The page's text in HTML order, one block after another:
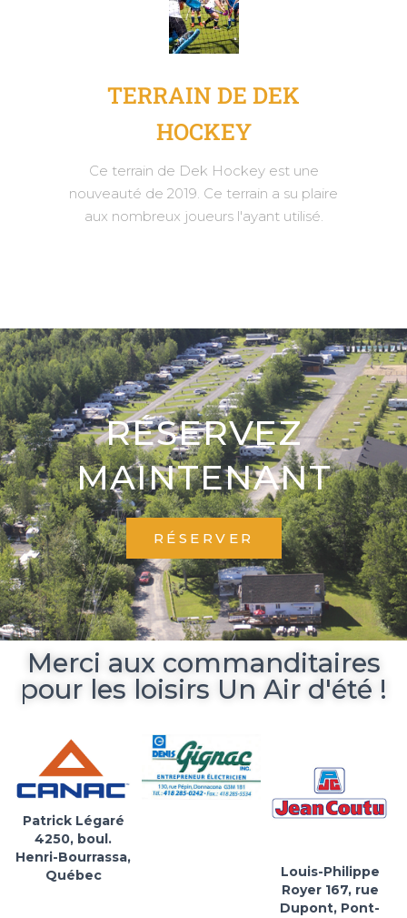
TERRAIN DE DEK
HOCKEY
Ce terrain de Dek Hockey est une
nouveauté de 2019. Ce terrain a su plaire
aux nombreux joueurs l'ayant utilisé.
RÉSERVEZ
MAINTENANT
RÉSERVER
Merci aux commanditaires
pour les loisirs Un Air d'été !
Patrick Légaré
4250, boul.
Henri-Bourrassa,
Québec
Louis-Philippe
Royer 167, rue
Dupont, Pont-